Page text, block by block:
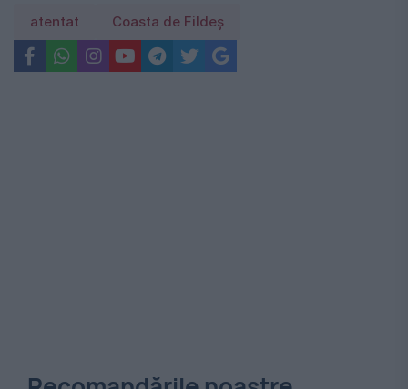
atentat Coasta de Fildeș